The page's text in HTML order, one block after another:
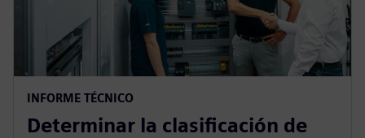
INFORME TÉCNICO
Determinar la clasificación de